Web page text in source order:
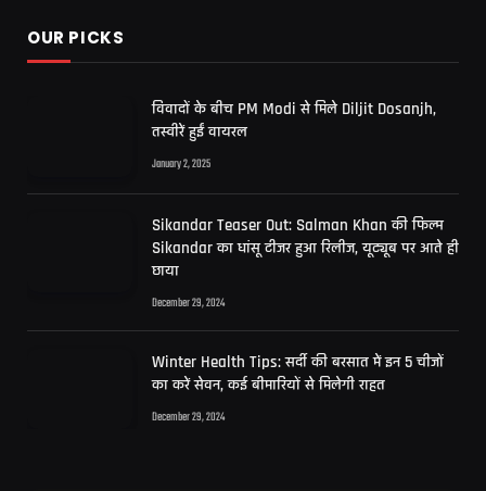
OUR PICKS
विवादों के बीच PM Modi से मिले Diljit Dosanjh,
तस्वीरें हुईं वायरल
January 2, 2025
Sikandar Teaser Out: Salman Khan की फिल्म
Sikandar का धांसू टीजर हुआ रिलीज, यूट्यूब पर आते ही
छाया
December 29, 2024
Winter Health Tips: सर्दी की बरसात में इन 5 चीजों
का करें सेवन, कई बीमारियों से मिलेगी राहत
December 29, 2024